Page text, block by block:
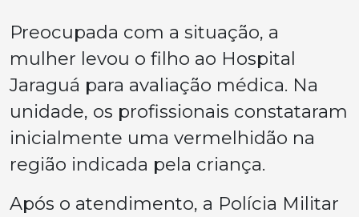
Preocupada com a situação, a
mulher levou o filho ao Hospital
Jaraguá para avaliação médica. Na
unidade, os profissionais constataram
inicialmente uma vermelhidão na
região indicada pela criança.
Após o atendimento, a Polícia Militar